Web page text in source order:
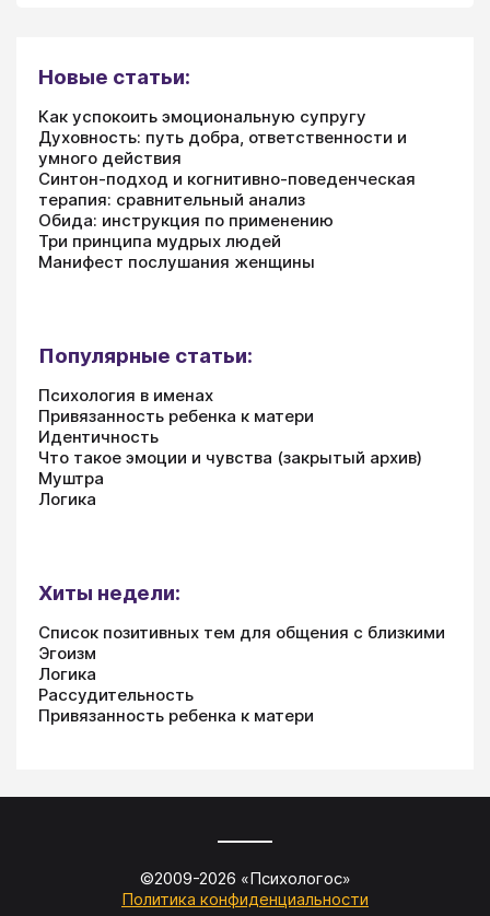
Новые статьи:
Как успокоить эмоциональную супругу
Духовность: путь добра, ответственности и
умного действия
Синтон-подход и когнитивно-поведенческая
терапия: сравнительный анализ
Обида: инструкция по применению
Три принципа мудрых людей
Манифест послушания женщины
Популярные статьи:
Психология в именах
Привязанность ребенка к матери
Идентичность
Что такое эмоции и чувства (закрытый архив)
Муштра
Логика
Хиты недели:
Список позитивных тем для общения с близкими
Эгоизм
Логика
Рассудительность
Привязанность ребенка к матери
©2009-2026 «Психологос»
Политика конфиденциальности